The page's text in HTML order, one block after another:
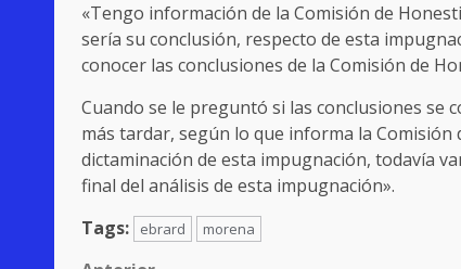
«Tengo información de la Comisión de
sería su conclusión, respecto de esta
conocer las conclusiones de la Comisión de
Cuando se le preguntó si las conclusiones se
más tardar, según lo que informa la
dictaminación de esta impugnación, todavía
final del análisis de esta impugnación».
Tags:
ebrard morena